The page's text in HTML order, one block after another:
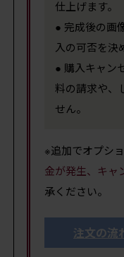
仕上げます。
● 完成後の画
入の可否を決
● 購入キャン
料の請求や、
せん。
※追加でオプシ
金が発生、キャ
承ください。
注文の流